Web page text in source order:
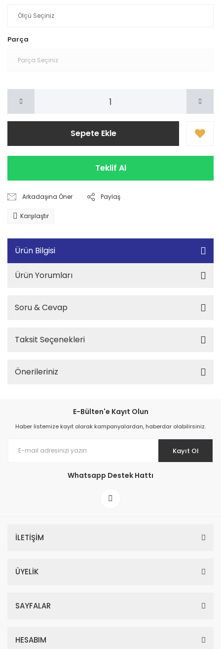
Parça
Sepete Ekle
Teklif Al
Arkadaşına Öner Paylaş
Karşılaştır
Ürün Bilgisi
Ürün Yorumları
Soru & Cevap
Taksit Seçenekleri
Önerileriniz
E-Bülten'e Kayıt Olun
Haber listemize kayıt olarak kampanyalardan, haberdar olabilirsiniz.
Kayıt Ol
Whatsapp Destek Hattı
İLETİŞİM
ÜYELİK
SAYFALAR
HESABIM